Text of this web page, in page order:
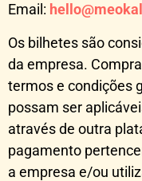
Email:
Os bilhetes são
da empresa.
termos e condições
possam ser
através de outra
pagamento
a empresa e/ou